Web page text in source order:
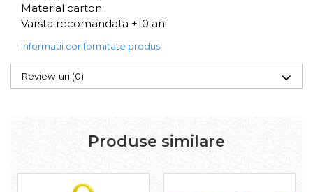
Material carton
Varsta recomandata +10 ani
Informatii conformitate produs
Review-uri (0)
Produse similare